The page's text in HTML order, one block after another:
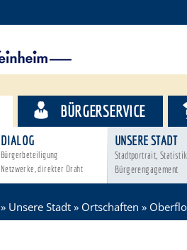
DIALOG
Bürgerbeteiligung
Netzwerke, direkter Draht
UNSERE STADT
Stadtportrait, Statistik
Bürgerengagement
BÜRGERSERVICE
» Unsere Stadt » Ortschaften »